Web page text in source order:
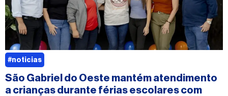
São Gabriel do Oeste mantém atendimento
a crianças durante férias escolares com
#noticias